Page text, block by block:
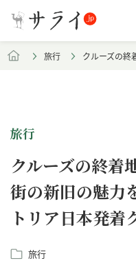
旅行 クルーズの終
旅行
クルーズの終着
街の新旧の魅力
トリア日本発着
旅行